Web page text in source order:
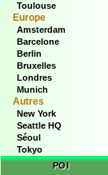
Toulouse
Europe
Amsterdam
Barcelone
Berlin
Bruxelles
Londres
Munich
Autres
New York
Seattle HQ
Séoul
Tokyo
POI